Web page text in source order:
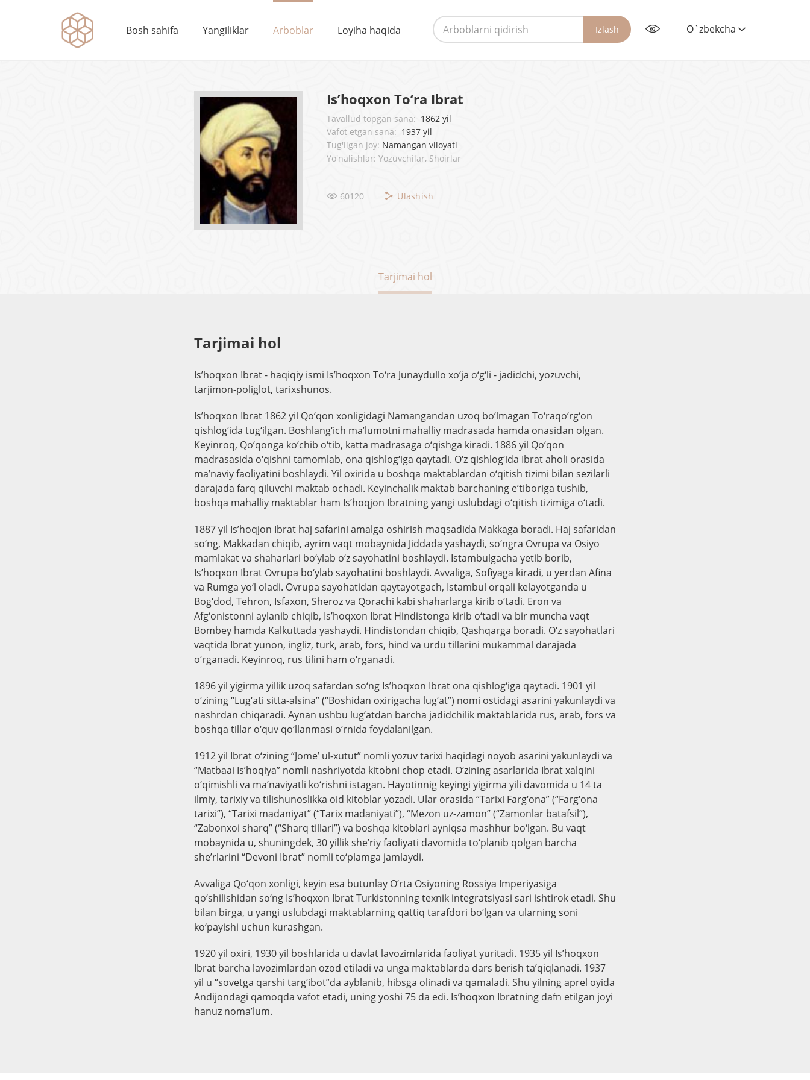
Bosh sahifa Yangiliklar Arboblar Loyiha haqida Izlash O`zbekcha
Is’hoqxon To‘ra Ibrat
Tavallud topgan sana: 1862 yil
Vafot etgan sana: 1937 yil
Tug'ilgan joy: Namangan viloyati
Yo'nalishlar: Yozuvchilar, Shoirlar
60120 Ulashish
Tarjimai hol
Tarjimai hol
Is’hoqxon Ibrat - haqiqiy ismi Is’hoqxon To‘ra Junaydullo xo‘ja o‘g‘li - jadidchi, yozuvchi,
tarjimon-poliglot, tarixshunos.
Is’hoqxon Ibrat 1862 yil Qo‘qon xonligidagi Namangandan uzoq bo‘lmagan To‘raqo‘rg‘on
qishlog‘ida tug‘ilgan. Boshlang‘ich ma’lumotni mahalliy madrasada hamda onasidan olgan.
Keyinroq, Qo‘qonga ko‘chib o‘tib, katta madrasaga o‘qishga kiradi. 1886 yil Qo‘qon
madrasasida o‘qishni tamomlab, ona qishlog‘iga qaytadi. O‘z qishlog‘ida Ibrat aholi orasida
ma’naviy faoliyatini boshlaydi. Yil oxirida u boshqa maktablardan o‘qitish tizimi bilan sezilarli
darajada farq qiluvchi maktab ochadi. Keyinchalik maktab barchaning e’tiboriga tushib,
boshqa mahalliy maktablar ham Is’hoqjon Ibratning yangi uslubdagi o‘qitish tizimiga o‘tadi.
1887 yil Is’hoqjon Ibrat haj safarini amalga oshirish maqsadida Makkaga boradi. Haj safaridan
so‘ng, Makkadan chiqib, ayrim vaqt mobaynida Jiddada yashaydi, so‘ngra Ovrupa va Osiyo
mamlakat va shaharlari bo‘ylab o‘z sayohatini boshlaydi. Istambulgacha yetib borib,
Is’hoqxon Ibrat Ovrupa bo‘ylab sayohatini boshlaydi. Avvaliga, Sofiyaga kiradi, u yerdan Afina
va Rumga yo‘l oladi. Ovrupa sayohatidan qaytayotgach, Istambul orqali kelayotganda u
Bog‘dod, Tehron, Isfaxon, Sheroz va Qorachi kabi shaharlarga kirib o‘tadi. Eron va
Afg‘onistonni aylanib chiqib, Is’hoqxon Ibrat Hindistonga kirib o‘tadi va bir muncha vaqt
Bombey hamda Kalkuttada yashaydi. Hindistondan chiqib, Qashqarga boradi. O‘z sayohatlari
vaqtida Ibrat yunon, ingliz, turk, arab, fors, hind va urdu tillarini mukammal darajada
o‘rganadi. Keyinroq, rus tilini ham o‘rganadi.
1896 yil yigirma yillik uzoq safardan so‘ng Is’hoqxon Ibrat ona qishlog‘iga qaytadi. 1901 yil
o‘zining “Lug‘ati sitta-alsina” (“Boshidan oxirigacha lug‘at”) nomi ostidagi asarini yakunlaydi va
nashrdan chiqaradi. Aynan ushbu lug‘atdan barcha jadidchilik maktablarida rus, arab, fors va
boshqa tillar o‘quv qo‘llanmasi o‘rnida foydalanilgan.
1912 yil Ibrat o‘zining “Jome’ ul-xutut” nomli yozuv tarixi haqidagi noyob asarini yakunlaydi va
“Matbaai Is’hoqiya” nomli nashriyotda kitobni chop etadi. O‘zining asarlarida Ibrat xalqini
o‘qimishli va ma’naviyatli ko‘rishni istagan. Hayotinnig keyingi yigirma yili davomida u 14 ta
ilmiy, tarixiy va tilishunoslikka oid kitoblar yozadi. Ular orasida “Tarixi Farg‘ona” (“Farg‘ona
tarixi”), “Tarixi madaniyat” (“Tarix madaniyati”), “Mezon uz-zamon” (“Zamonlar batafsil”),
“Zabonxoi sharq” (“Sharq tillari”) va boshqa kitoblari ayniqsa mashhur bo‘lgan. Bu vaqt
mobaynida u, shuningdek, 30 yillik she’riy faoliyati davomida to‘planib qolgan barcha
she’rlarini “Devoni Ibrat” nomli to‘plamga jamlaydi.
Avvaliga Qo‘qon xonligi, keyin esa butunlay O‘rta Osiyoning Rossiya Imperiyasiga
qo‘shilishidan so‘ng Is’hoqxon Ibrat Turkistonning texnik integratsiyasi sari ishtirok etadi. Shu
bilan birga, u yangi uslubdagi maktablarning qattiq tarafdori bo‘lgan va ularning soni
ko‘payishi uchun kurashgan.
1920 yil oxiri, 1930 yil boshlarida u davlat lavozimlarida faoliyat yuritadi. 1935 yil Is’hoqxon
Ibrat barcha lavozimlardan ozod etiladi va unga maktablarda dars berish ta’qiqlanadi. 1937
yil u “sovetga qarshi targ‘ibot”da ayblanib, hibsga olinadi va qamaladi. Shu yilning aprel oyida
Andijondagi qamoqda vafot etadi, uning yoshi 75 da edi. Is’hoqxon Ibratning dafn etilgan joyi
hanuz noma’lum.